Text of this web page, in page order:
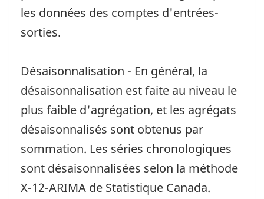
les données des comptes d'entrées-
sorties.
Désaisonnalisation - En général, la
désaisonnalisation est faite au niveau le
plus faible d'agrégation, et les agrégats
désaisonnalisés sont obtenus par
sommation. Les séries chronologiques
sont désaisonnalisées selon la méthode
X-12-ARIMA de Statistique Canada.